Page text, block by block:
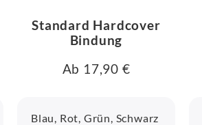
Standard Hardcover
Bindung
Ab 17,90 €
Blau, Rot, Grün, Schwarz